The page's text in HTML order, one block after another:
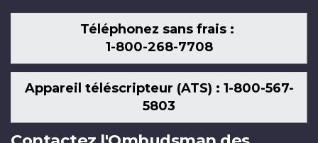
Téléphonez sans frais :
1-800-268-7708
Appareil téléscripteur (ATS) : 1-800-567-
5803